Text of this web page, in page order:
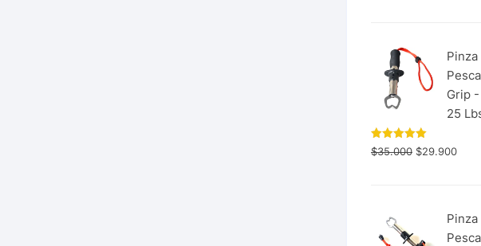
Grip
25
Valorado
con 5.00
$35.000 $29.900